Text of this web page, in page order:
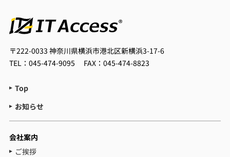
〒222-0033 神奈川県横浜市港北区新横浜3-17-6
TEL：045-474-9095
FAX：045-474-8823
Top
お知らせ
会社案内
ご挨拶